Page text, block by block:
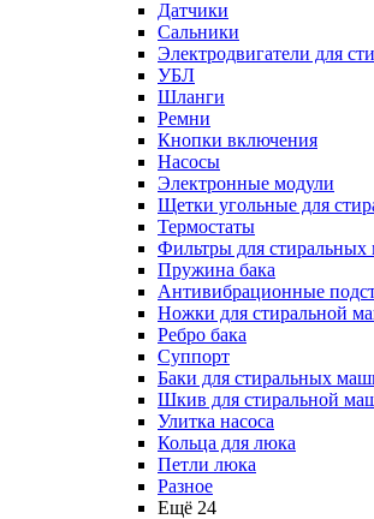
Датчики
Сальники
Электродвигатели для
УБЛ
Шланги
Ремни
Кнопки включения
Насосы
Электронные модули
Щетки угольные для
Термостаты
Фильтры для
Пружина бака
Антивибрационные
Ножки для стиральной
Ребро бака
Суппорт
Баки для стиральных
Шкив для стиральной
Улитка насоса
Кольца для люка
Петли люка
Разное
Ещё 24